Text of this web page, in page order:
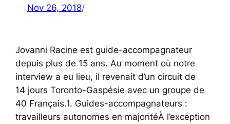
Nov 26, 2018/
Jovanni Racine est guide-accompagnateur
depuis plus de 15 ans. Au moment où notre
interview a eu lieu, il revenait d’un circuit de
14 jours Toronto-Gaspésie avec un groupe de
40 Français.1. Guides-accompagnateurs :
travailleurs autonomes en majoritéÀ l’exception